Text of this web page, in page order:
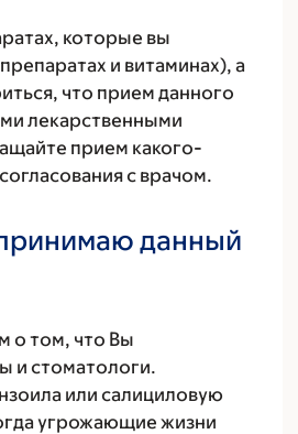
которые вы
и витаминах), а
что прием данного
лекарственными
прием какого-
с врачом.
данный
о том, что Вы
и стоматологи.
или салициловую
угрожающие жизни